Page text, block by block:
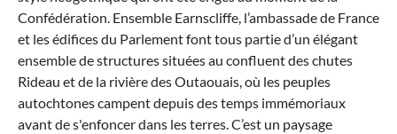
Confédération. Ensemble Earnscliffe, l’ambassade de France
et les édifices du Parlement font tous partie d’un élégant
ensemble de structures situées au confluent des chutes
Rideau et de la rivière des Outaouais, où les peuples
autochtones campent depuis des temps immémoriaux
avant de s'enfoncer dans les terres. C’est un paysage